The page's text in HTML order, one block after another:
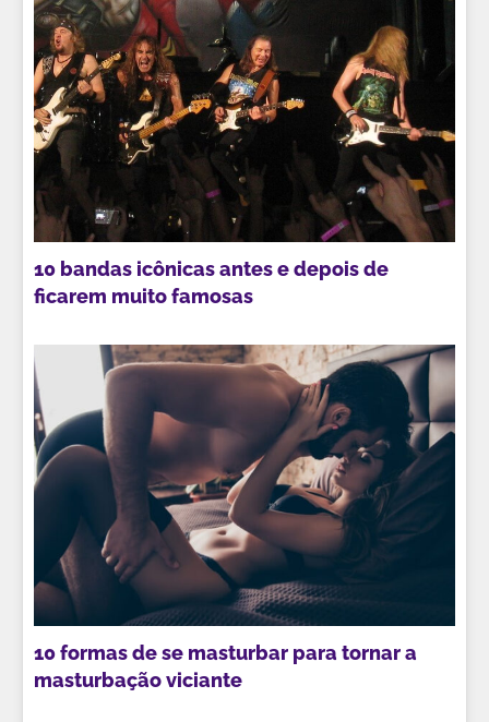
10 bandas icônicas antes e depois de
ficarem muito famosas
10 formas de se masturbar para tornar a
masturbação viciante